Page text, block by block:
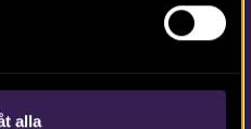
alla
480 80 00